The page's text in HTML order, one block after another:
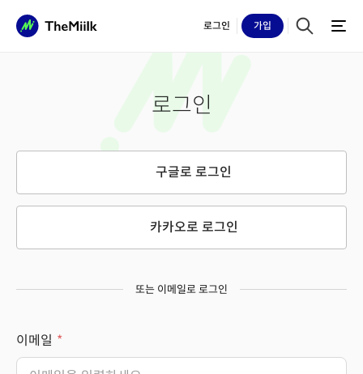
로그인 가입
로그인
구글로 로그인
카카오로 로그인
또는 이메일로 로그인
이메일